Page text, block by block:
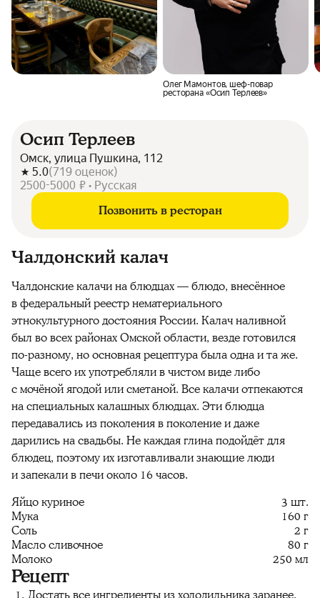
Олег Мамонтов, шеф-повар
ресторана «Осип Терлеев»
Осип Терлеев
Омск, улица Пушкина, 112
5.0(719 оценок)
2500-5000 ₽ • Русская
Позвонить в ресторан
Чалдонский калач
Чалдонские калачи на блюдцах — блюдо, внесённое
в федеральный реестр нематериального
этнокультурного достояния России. Калач наливной
был во всех районах Омской области, везде готовился
по-разному, но основная рецептура была одна и та же.
Чаще всего их употребляли в чистом виде либо
с мочёной ягодой или сметаной. Все калачи отпекаются
на специальных калашных блюдцах. Эти блюдца
передавались из поколения в поколение и даже
дарились на свадьбы. Не каждая глина подойдёт для
блюдец, поэтому их изготавливали знающие люди
и запекали в печи около 16 часов.
Яйцо куриное
3 шт.
Мука
160 г
Соль
2 г
Масло сливочное
80 г
Молоко
250 мл
Рецепт